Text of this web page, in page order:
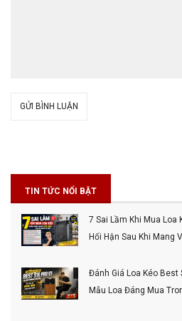
GỬI BÌNH LUẬN
TIN TỨC NỔI BẬT
7 Sai Lầm Khi Mua Loa
Hối Hận Sau Khi Mang
Đánh Giá Loa Kéo Best
Mẫu Loa Đáng Mua